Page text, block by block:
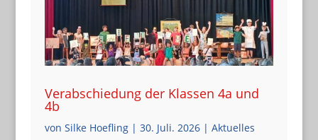
Verabschiedung der Klassen 4a und
4b
von Silke Hoefling| 30. Juli. 2026| Aktuelles